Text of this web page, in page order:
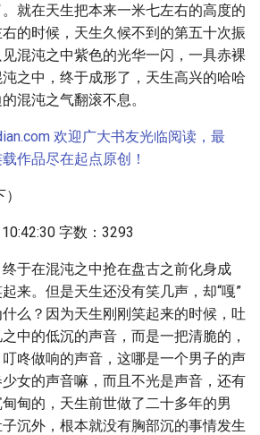
就在天生把本来一米七左右的高度的
的时候，天生久候不到的第五十次振
混沌之中紫色的光华一闪，一具赤裸
之中，终于成形了，天生高兴的哈哈
混沌之气翻滚不息。
欢迎广大书友光临阅读，最
作品尽在起点原创！
字数：3293
于在混沌之中抢在盘古之前化身成
来。但是天生还没有笑几声，却“嘎”
么？因为天生刚刚笑起来的时候，吐
中的低沉的声音，而是一把清脆的，
咚做响的声音，这哪是一个男子的声
女的声音嘛，而且不光是声音，还有
甸的，天生前世做了二十多年的男
沉外，根本就没有胸部沉的事情发生